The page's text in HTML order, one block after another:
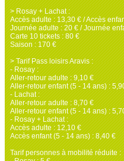
> Rosay + Lachat :
Accès adulte : 13,30 € / Accès
Journée adulte : 20 € / Journée
Carte 10 tickets : 80 €
Saison : 170 €
> Tarif Pass loisirs Aravis :
- Rosay :
Aller-retour adulte : 9,10 €
Aller-retour enfant (5 - 14 ans) :
- Lachat :
Aller-retour adulte : 8,70 €
Aller-retour enfant (5 - 14 ans) :
- Rosay + Lachat :
Accès adulte : 12,10 €
Accès enfant (5 - 14 ans) : 8,40 €
Tarif personnes à mobilité réduite :